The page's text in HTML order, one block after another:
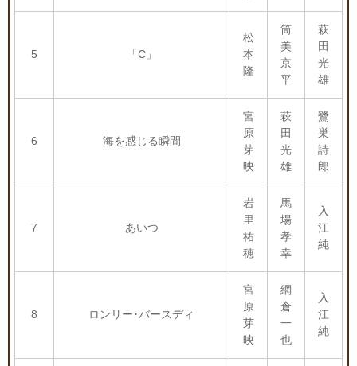
5 「C」
松
本
隆
筒
美
京
平
萩
田
光
雄
6 海を感じる瞬間
宮
原
芽
映
萩
田
光
雄
鷺
巣
詩
郎
7 あいつ
岩
里
祐
穂
馬
場
孝
幸
入
江
純
8 ロンリー･バースディ
宮
原
芽
映
網
倉
一
也
入
江
純